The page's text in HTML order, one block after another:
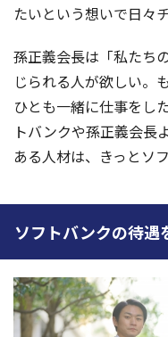
たいという想いで日々
孫正義会長は「私たち
じられる人が欲しい。
ひとも一緒に仕事をし
トバンクや孫正義会長
ある人材は、きっとソ
ソフトバンクの待遇